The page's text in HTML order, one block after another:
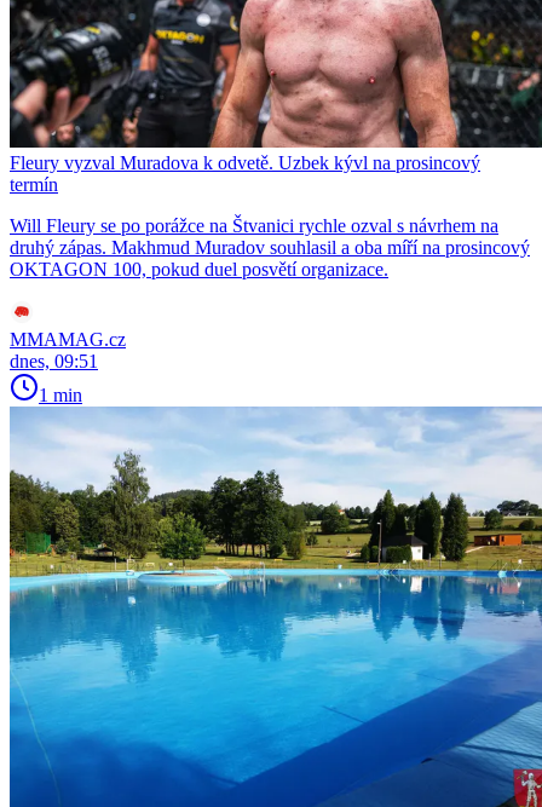
Fleury vyzval Muradova k odvetě. Uzbek kývl na prosincový
termín
Will Fleury se po porážce na Štvanici rychle ozval s návrhem na
druhý zápas. Makhmud Muradov souhlasil a oba míří na prosincový
OKTAGON 100, pokud duel posvětí organizace.
MMAMAG.cz
dnes, 09:51
1 min